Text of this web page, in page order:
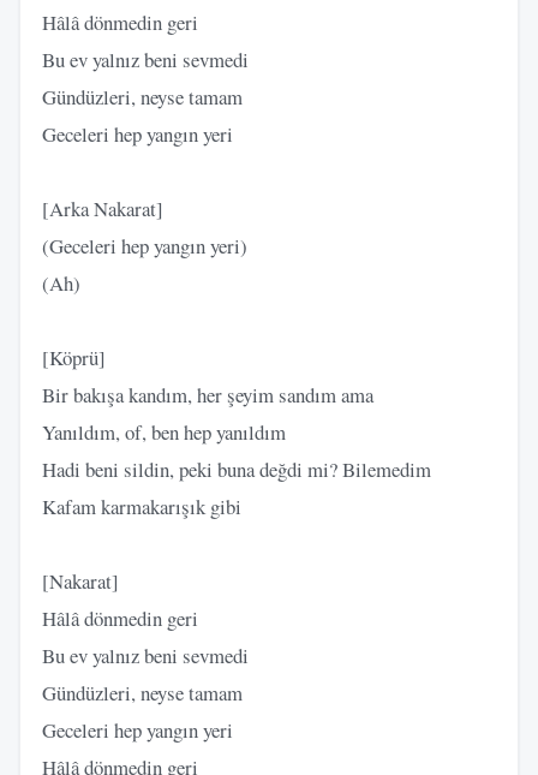
Hâlâ dönmedin geri
Bu ev yalnız beni sevmedi
Gündüzleri, neyse tamam
Geceleri hep yangın yeri
[Arka Nakarat]
(Geceleri hep yangın yeri)
(Ah)
[Köprü]
Bir bakışa kandım, her şeyim sandım ama
Yanıldım, of, ben hep yanıldım
Hadi beni sildin, peki buna değdi mi? Bilemedim
Kafam karmakarışık gibi
[Nakarat]
Hâlâ dönmedin geri
Bu ev yalnız beni sevmedi
Gündüzleri, neyse tamam
Geceleri hep yangın yeri
Hâlâ dönmedin geri